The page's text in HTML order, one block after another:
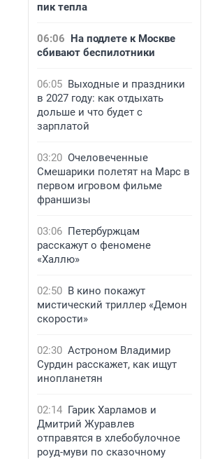
пик тепла
06:06 На подлете к Москве
сбивают беспилотники
06:05 Выходные и праздники
в 2027 году: как отдыхать
дольше и что будет с
зарплатой
03:20 Очеловеченные
Смешарики полетят на Марс в
первом игровом фильме
франшизы
03:06 Петербуржцам
расскажут о феномене
«Халлю»
02:50 В кино покажут
мистический триллер «Демон
скорости»
02:30 Астроном Владимир
Сурдин расскажет, как ищут
инопланетян
02:14 Гарик Харламов и
Дмитрий Журавлев
отправятся в хлебобулочное
роуд-муви по сказочному